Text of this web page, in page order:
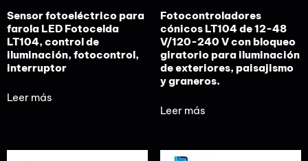
Sensor fotoeléctrico para
farola LED Fotocelda
LT104, control de
iluminación, fotocontrol,
interruptor
Leer más
Fotocontroladores
cónicos LT104 de 12-48
V/120-240 V con bloqueo
giratorio para iluminación
de exteriores, paisajismo
y graneros.
Leer más